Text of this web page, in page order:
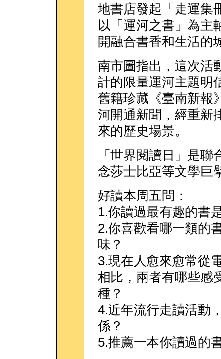
地書店發起「走運集
以「運河之書」為主
開融合書香和生活的
南市圖指出，這次活
計的限量運河主題明
舊籍珍藏《臺南新報
河開通新聞，經重新
來的歷史場景。
「世界閱讀日」是
念莎士比亞等文學巨
好讀本周五問：
1.你讀過最有趣的書
2.你喜歡看哪一類的
味？
3.現在人愈來愈常從
相比，兩者有哪些感
種？
4.近年流行走讀活動
係？
5.推薦一本你讀過的